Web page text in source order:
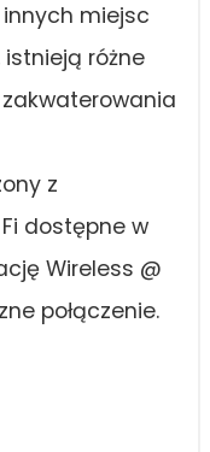
miejsc
istnieją różne
z
dostępne w
Wireless @
połączenie.